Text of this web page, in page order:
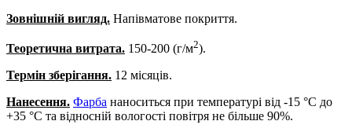
Зовнішній вигляд. Напівматове покриття.
Теоретична витрата. 150-200 (г/м2).
Термін зберігання. 12 місяців.
Нанесення. Фарба наноситься при температурі від -15 °С до
+35 °С та відносній вологості повітря не більше 90%.